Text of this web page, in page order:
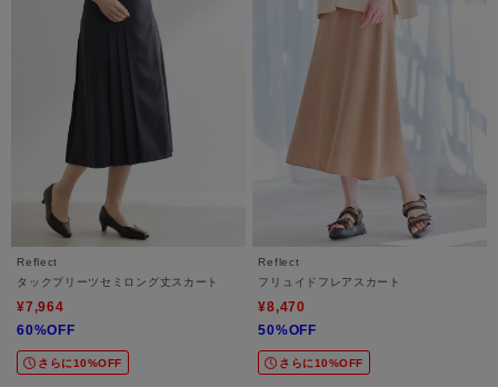
Reflect
タックプリーツセミロング丈スカート
¥7,964
60%OFF
さらに10%OFF
Reflect
フリュイドフレアスカート
¥8,470
50%OFF
さらに10%OFF